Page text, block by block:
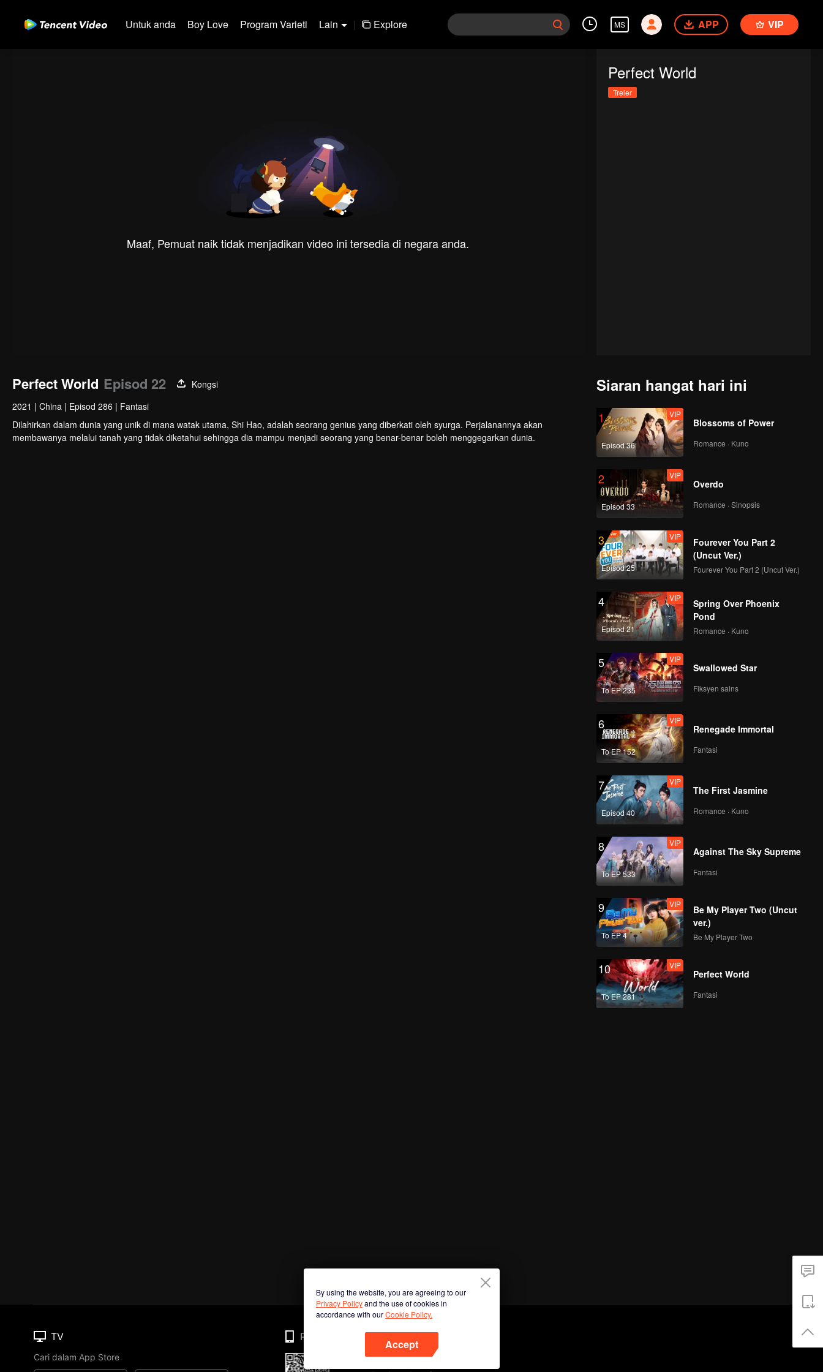
Untuk anda Boy Love Program Varieti Lain | Explore MS APP VIP
Maaf, Pemuat naik tidak menjadikan video ini tersedia di negara anda.
Perfect World
Treler
Perfect World Episod 22
Kongsi
2021 | China | Episod 286 | Fantasi
Dilahirkan dalam dunia yang unik di mana watak utama, Shi Hao, adalah seorang genius yang diberkati oleh syurga. Perjalanannya akan
membawanya melalui tanah yang tidak diketahui sehingga dia mampu menjadi seorang yang benar-benar boleh menggegarkan dunia.
Siaran hangat hari ini
1
Episod 36
VIP
Blossoms of Power
Romance · Kuno
2
Episod 33
VIP
Overdo
Romance · Sinopsis
3
Episod 25
VIP
Fourever You Part 2
(Uncut Ver.)
Fourever You Part 2 (Uncut Ver.)
4
Episod 21
VIP
Spring Over Phoenix
Pond
Romance · Kuno
5
To EP 235
VIP
Swallowed Star
Fiksyen sains
6
To EP 152
VIP
Renegade Immortal
Fantasi
7
Episod 40
VIP
The First Jasmine
Romance · Kuno
8
To EP 533
VIP
Against The Sky Supreme
Fantasi
9
To EP 4
VIP
Be My Player Two (Uncut
ver.)
Be My Player Two
10
To EP 281
VIP
Perfect World
Fantasi
By using the website, you are agreeing to our
Privacy Policyand the use of cookies in
accordance with ourCookie Policy.
Accept
TV
Cari dalam App Store
Phone